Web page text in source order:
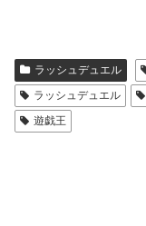
ラッシュデュエル
ラッシュデュエル
遊戯王